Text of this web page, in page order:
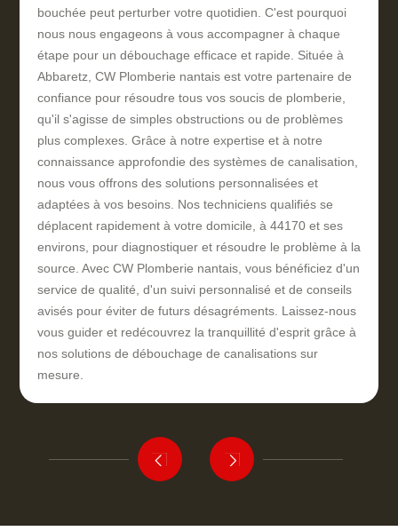
bouchée peut perturber votre quotidien. C'est pourquoi
nous nous engageons à vous accompagner à chaque
étape pour un débouchage efficace et rapide. Située à
Abbaretz, CW Plomberie nantais est votre partenaire de
confiance pour résoudre tous vos soucis de plomberie,
qu'il s'agisse de simples obstructions ou de problèmes
plus complexes. Grâce à notre expertise et à notre
connaissance approfondie des systèmes de canalisation,
nous vous offrons des solutions personnalisées et
adaptées à vos besoins. Nos techniciens qualifiés se
déplacent rapidement à votre domicile, à 44170 et ses
environs, pour diagnostiquer et résoudre le problème à la
source. Avec CW Plomberie nantais, vous bénéficiez d'un
service de qualité, d'un suivi personnalisé et de conseils
avisés pour éviter de futurs désagréments. Laissez-nous
vous guider et redécouvrez la tranquillité d'esprit grâce à
nos solutions de débouchage de canalisations sur
mesure.